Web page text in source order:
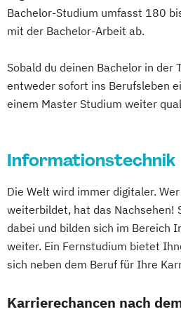
Digital Entrepreneurship
Digital Innovation and
Digital Transformation
Digitale Transformation
E-Commerce
Engineering (DE/EN)
Engineering Management
Entrepreneurship (DE/EN)
Kontext
Politikwissenschaft –
Politikwissenschaft
Verwaltungswissenschaft
Praktische Informatik
Volkswirtschaft
Wirtschaftswissenschaft
Wirtschaftswissenschaft
innen und
Bachelor-Studium umfasst 180
mit der Bachelor-Arbeit ab.
Sobald du deinen Bachelor in der
entweder sofort ins Berufsleben
einem Master Studium weiter
Informationstechnik
Die Welt wird immer digitaler.
weiterbildet, hat das Nachsehen!
dabei und bilden sich im Bereich
weiter. Ein Fernstudium bietet
sich neben dem Beruf für Ihre
Karrierechancen nach